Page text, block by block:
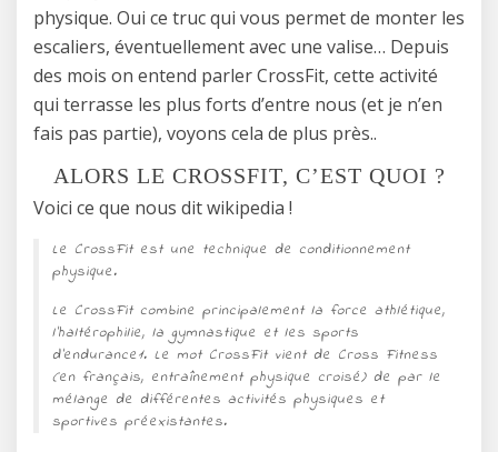
physique. Oui ce truc qui vous permet de monter les
escaliers, éventuellement avec une valise… Depuis
des mois on entend parler CrossFit, cette activité
qui terrasse les plus forts d’entre nous (et je n’en
fais pas partie), voyons cela de plus près..
ALORS LE CROSSFIT, C’EST QUOI ?
Voici ce que nous dit wikipedia !
Le CrossFit est une technique de conditionnement
physique.
Le CrossFit combine principalement la force athlétique,
l’haltérophilie, la gymnastique et les sports
d’endurance1. Le mot CrossFit vient de Cross Fitness
(en français, entraînement physique croisé) de par le
mélange de différentes activités physiques et
sportives préexistantes.